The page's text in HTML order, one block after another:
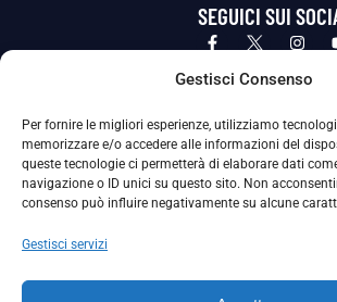
Gestisci Consenso
Per fornire le migliori esperienze, utilizziamo
memorizzare e/o accedere alle informazioni del
queste tecnologie ci permetterà di elaborare dati
navigazione o ID unici su questo sito. Non
consenso può influire negativamente su alcune
Gestisci servizi
SEGUICI SUI
Privacy Policy Cookie Policy
La Società ha nominato il Responsabile della Protezione dei Dati Personali (DPO), figura
adottate dalla nostra Società per tutelare i Suoi dati
Per contattare il DPO può scrivere a